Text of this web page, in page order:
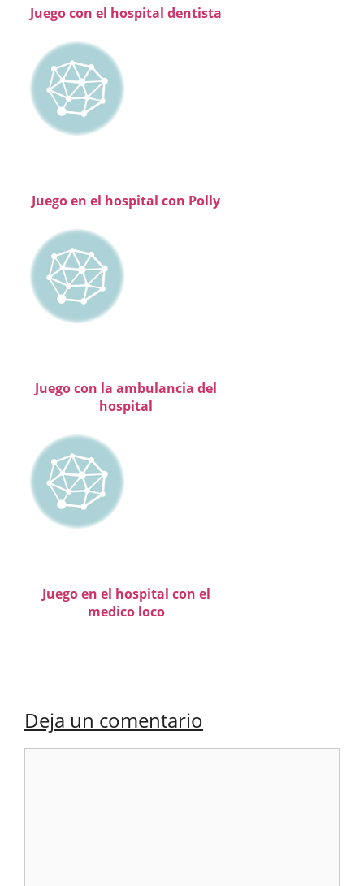
Juego con el hospital dentista
Juego en el hospital con Polly
Juego con la ambulancia del
hospital
Juego en el hospital con el
medico loco
Deja un comentario